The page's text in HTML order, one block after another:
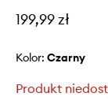
199,99 zł
Kolor: czarny
Produkt